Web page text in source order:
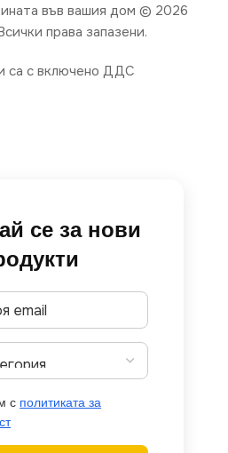
във вашия дом © 2026
права запазени.
са с включено ДДС
се за нови
с политиката за